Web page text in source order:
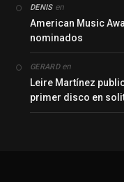
DENISen
American Music
nominados
GERARDen
Leire Martínez
primer disco en